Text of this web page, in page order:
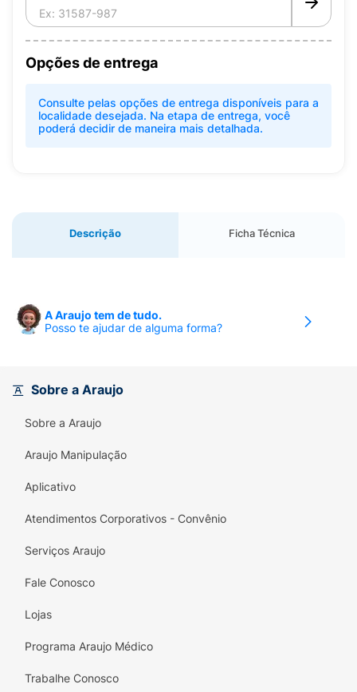
Opções de entrega
Consulte pelas opções de entrega disponíveis para a
localidade desejada. Na etapa de entrega, você
poderá decidir de maneira mais detalhada.
Descrição Ficha Técnica
A Araujo tem de tudo.
Posso te ajudar de alguma forma?
Sobre a Araujo
Sobre a Araujo
Araujo Manipulação
Aplicativo
Atendimentos Corporativos - Convênio
Serviços Araujo
Fale Conosco
Lojas
Programa Araujo Médico
Trabalhe Conosco